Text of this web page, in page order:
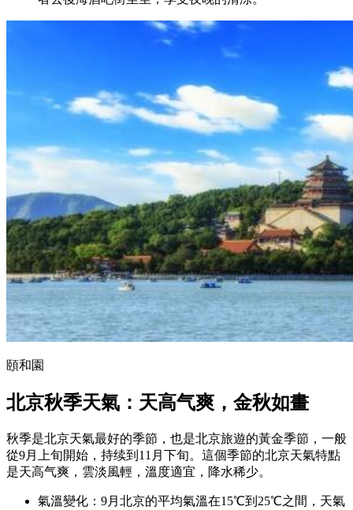
頤和園
北京秋季天氣：天高气爽 ， 金秋如畫
秋季是北京天氣最好的季節，也是北京旅遊的黃金季節，一般
從9月上旬開始，持续到11月下旬。這個季節的北京天氣特點
是天高气爽，雲淡風輕，溫度適宜，降水稀少。
氣溫變化：9月北京的平均氣溫在15℃到25℃之間，天氣